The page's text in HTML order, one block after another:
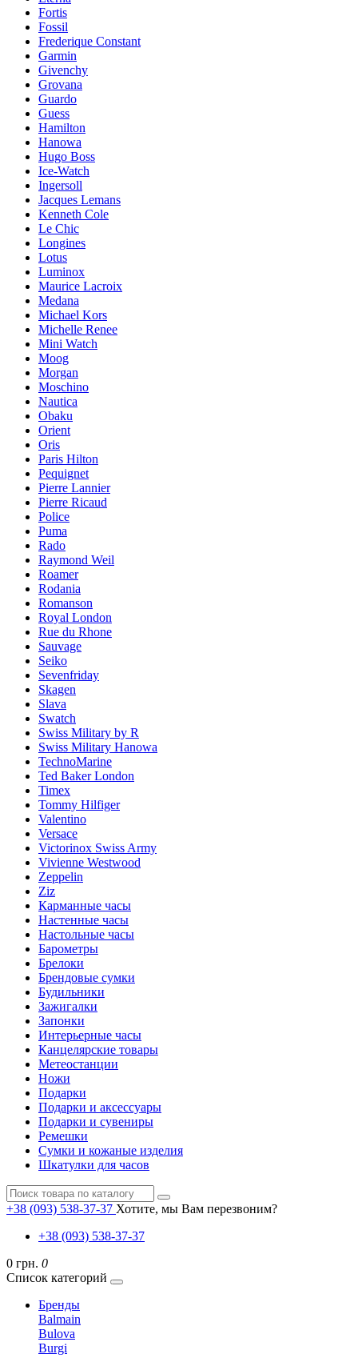
Fortis
Fossil
Frederique Constant
Garmin
Givenchy
Grovana
Guardo
Guess
Hamilton
Hanowa
Hugo Boss
Ice-Watch
Ingersoll
Jacques Lemans
Kenneth Cole
Le Chic
Longines
Lotus
Luminox
Maurice Lacroix
Medana
Michael Kors
Michelle Renee
Mini Watch
Moog
Morgan
Moschino
Nautica
Obaku
Orient
Oris
Paris Hilton
Pequignet
Pierre Lannier
Pierre Ricaud
Police
Puma
Rado
Raymond Weil
Roamer
Rodania
Romanson
Royal London
Rue du Rhone
Sauvage
Seiko
Sevenfriday
Skagen
Slava
Swatch
Swiss Military by R
Swiss Military Hanowa
TechnoMarine
Ted Baker London
Timex
Tommy Hilfiger
Valentino
Versace
Victorinox Swiss Army
Vivienne Westwood
Zeppelin
Ziz
Карманные часы
Настенные часы
Настольные часы
Барометры
Брелоки
Брендовые сумки
Будильники
Зажигалки
Запонки
Интерьерные часы
Канцелярские товары
Метеостанции
Ножи
Подарки
Подарки и аксессуары
Подарки и сувениры
Ремешки
Сумки и кожаные изделия
Шкатулки для часов
+38 (093) 538-37-37 Хотите, мы Вам перезвоним?
+38 (093) 538-37-37
0 грн. 0
Список категорий
Бренды
Balmain
Bulova
Burgi